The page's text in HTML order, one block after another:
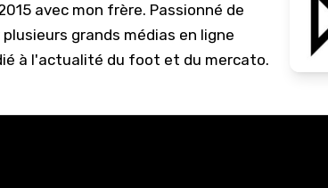
avec mon frère. Passionné de
grands médias en ligne
à l'actualité du foot et du mercato.